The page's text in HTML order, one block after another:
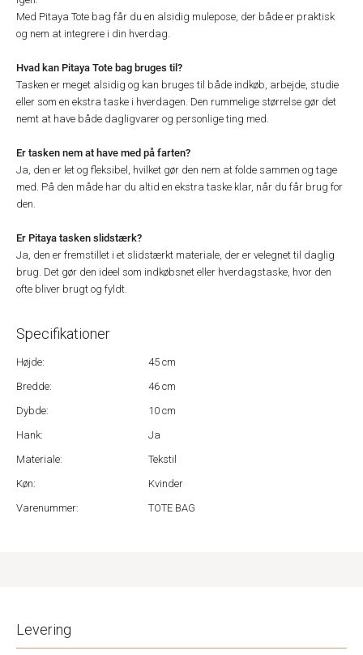
Med Pitaya Tote bag får du en alsidig mulepose, der både er praktisk
og nem at integrere i din hverdag.
Hvad kan Pitaya Tote bag bruges til?
Tasken er meget alsidig og kan bruges til både indkøb, arbejde, studie
eller som en ekstra taske i hverdagen. Den rummelige størrelse gør det
nemt at have både dagligvarer og personlige ting med.
Er tasken nem at have med på farten?
Ja, den er let og fleksibel, hvilket gør den nem at folde sammen og tage
med. På den måde har du altid en ekstra taske klar, når du får brug for
den.
Er Pitaya tasken slidstærk?
Ja, den er fremstillet i et slidstærkt materiale, der er velegnet til daglig
brug. Det gør den ideel som indkøbsnet eller hverdagstaske, hvor den
ofte bliver brugt og fyldt.
Specifikationer
Højde:
45 cm
Bredde:
46 cm
Dybde:
10 cm
Hank:
Ja
Materiale:
Tekstil
Køn:
Kvinder
Varenummer:
TOTE BAG
Levering